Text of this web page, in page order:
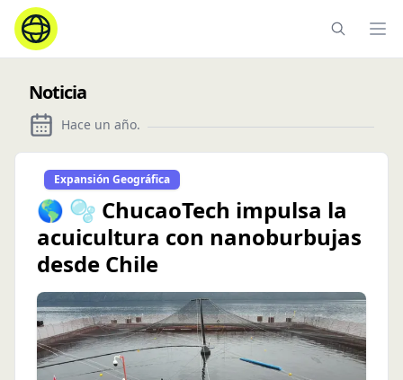
Noticia
Hace un año.
Expansión Geográfica
🌎 🫧 ChucaoTech impulsa la
acuicultura con nanoburbujas
desde Chile